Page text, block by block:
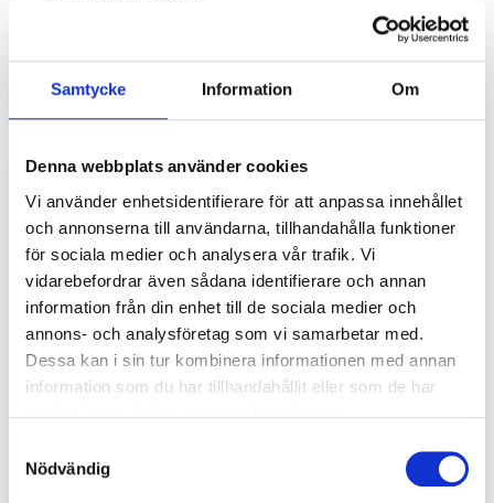
Samtycke Information Om
Denna webbplats använder cookies
Vi använder enhetsidentifierare för att anpassa innehållet
och annonserna till användarna, tillhandahålla funktioner
för sociala medier och analysera vår trafik. Vi
vidarebefordrar även sådana identifierare och annan
information från din enhet till de sociala medier och
annons- och analysföretag som vi samarbetar med.
Dessa kan i sin tur kombinera informationen med annan
information som du har tillhandahållit eller som de har
Nödvändig
Hurja Piruettis lärare
DanceJam show med gästartister på